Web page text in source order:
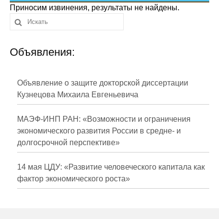
Сотрудники
Отчетность
Противодействие коррупции
Публикации
Научная жизнь
Издания
Проблемы прогнозирования
О журнале
Приносим извинения, результаты не найдены.
Объявления:
Объявление о защите докторской диссертации
Кузнецова Михаила Евгеньевича
МАЭФ-ИНП РАН: «Возможности и ограничения
экономического развития России в средне- и
долгосрочной перспективе»
14 мая ЦДУ: «Развитие человеческого капитала как
фактор экономического роста»